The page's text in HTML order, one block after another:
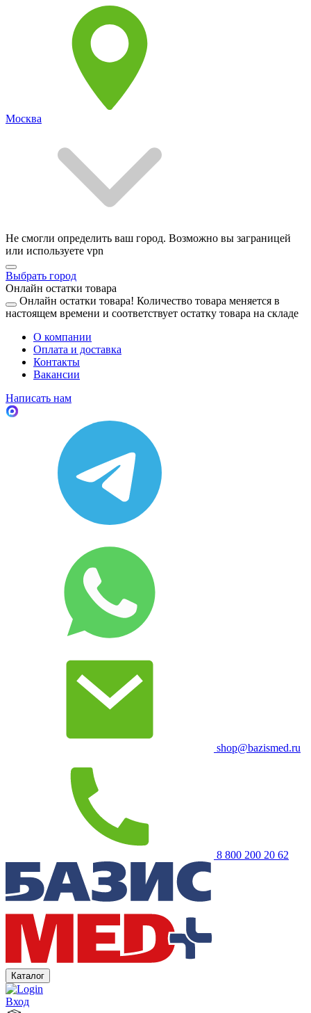
Москва
Не смогли определить ваш город. Возможно вы заграницей
или используете vpn
Выбрать город
Онлайн остатки товара
Онлайн остатки товара! Количество товара меняется в
настоящем времени и соответствует остатку товара на складе
О компании
Оплата и доставка
Контакты
Вакансии
Написать нам
shop@bazismed.ru
8 800 200 20 62
Каталог
Вход